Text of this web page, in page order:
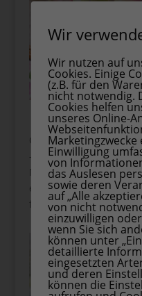
🐣 9. Selbstbemalte
Ob mit Wasserfarben,
– bemalte Eier gehören
Muster, Punkte oder
einzigartig. Mehr
findest duhier
Wir
Wir nutzen auf
Cookies. Einige
(z.B. für den
nicht notwendig.
Cookies helfen
unseres Online-
Marketingzwecke
Einwilligung
von
das Auslesen
sowie deren
auf „Alle
von nicht
einzuwilligen
wenn Sie sich
können unter
detaillierte
eingesetzten
und deren
können die